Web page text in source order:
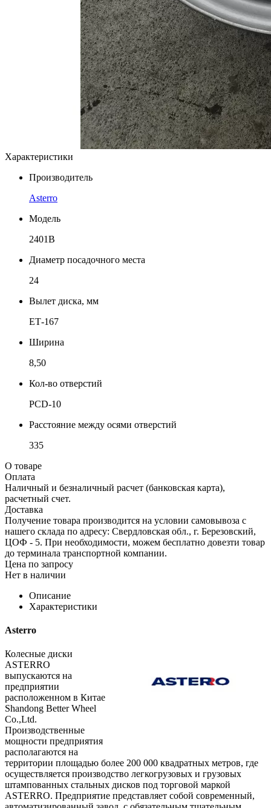
Характеристики
Производитель
Asterro
Модель
2401B
Диаметр посадочного места
24
Вылет диска, мм
ЕТ-167
Ширина
8,50
Кол-во отверстий
PCD-10
Расстояние между осями отверстий
335
О товаре
Оплата
Наличный и безналичный расчет (банковская карта),
расчетный счет.
Доставка
Получение товара производится на условии самовывоза с
нашего склада по адресу: Свердловская обл., г. Березовский,
ЦОФ - 5. При необходимости, можем бесплатно довезти товар
до терминала транспортной компании.
Цена по запросу
Нет в наличии
Описание
Характеристики
Asterro
Колесные диски
ASTERRO
выпускаются на
предприятии
расположенном в Китае
Shandong Better Wheel
Co.,Ltd.
Производственные
мощности предприятия
располагаются на
территории площадью более 200 000 квадратных метров, где
осуществляется производство легкогрузовых и грузовых
штампованных стальных дисков под торговой маркой
ASTERRO. Предприятие представляет собой современный,